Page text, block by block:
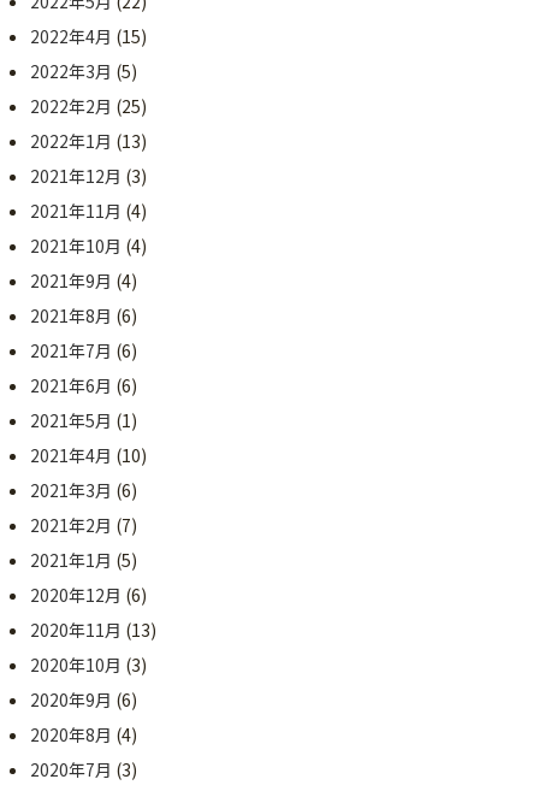
2022年4月 (15)
2022年3月 (5)
2022年2月 (25)
2022年1月 (13)
2021年12月 (3)
2021年11月 (4)
2021年10月 (4)
2021年9月 (4)
2021年8月 (6)
2021年7月 (6)
2021年6月 (6)
2021年5月 (1)
2021年4月 (10)
2021年3月 (6)
2021年2月 (7)
2021年1月 (5)
2020年12月 (6)
2020年11月 (13)
2020年10月 (3)
2020年9月 (6)
2020年8月 (4)
2020年7月 (3)